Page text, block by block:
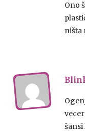
Ono
ništa